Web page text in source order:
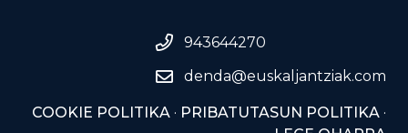
943644270
denda@euskaljantziak.com
COOKIE POLITIKA · PRIBATUTASUN POLITIKA ·